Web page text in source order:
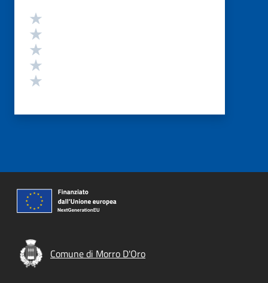
Valutazione
Comune di Morro D'Oro